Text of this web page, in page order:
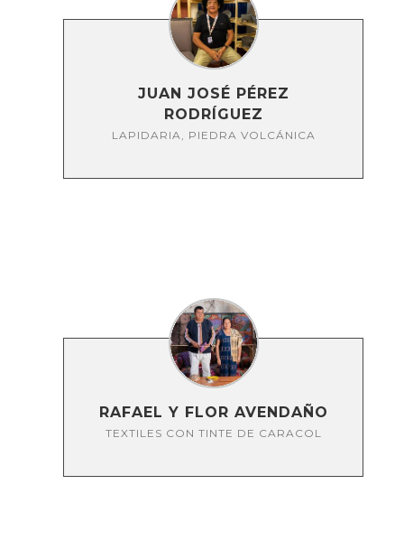
JUAN JOSÉ PÉREZ
RODRÍGUEZ
LAPIDARIA, PIEDRA VOLCÁNICA
RAFAEL Y FLOR AVENDAÑO
TEXTILES CON TINTE DE CARACOL